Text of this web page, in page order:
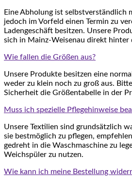
Eine Abholung ist selbstverständlich
jedoch im Vorfeld einen Termin zu
Ladengeschäft besitzen. Unsere
sich in Mainz-Weisenau direkt hinter
Wie fallen die Größen aus?
Unsere Produkte besitzen eine
weder zu klein noch zu groß aus.
Sicherheit die Größentabelle in der
Muss ich spezielle Pflegehinweise
Unsere Textilien sind grundsätzlich
sie bestmöglich zu pflegen,
gedreht in die Waschmaschine zu
Weichspüler zu nutzen.
Wie kann ich meine Bestellung